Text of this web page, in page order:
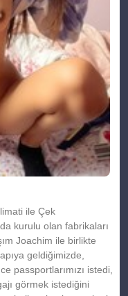
ile Çek
kurulu olan fabrikaları
Joachim ile birlikte
geldiğimizde,
passportlarımızı istedi,
görmek istediğini